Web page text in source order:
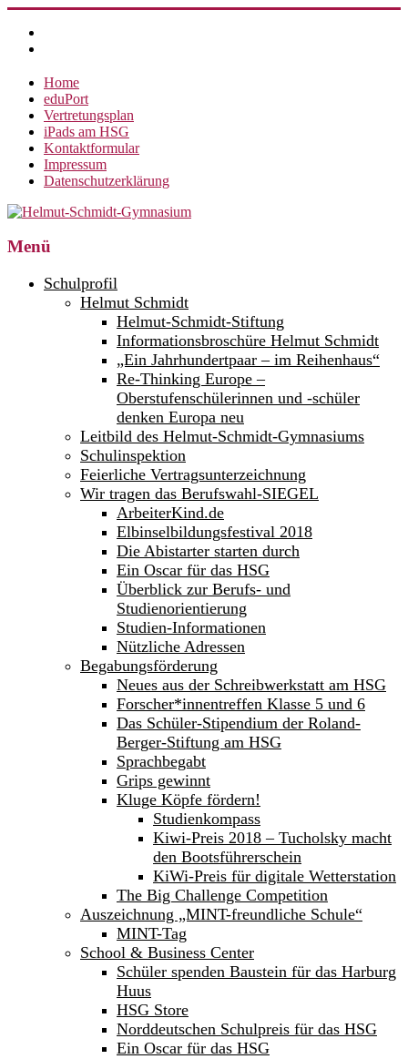
Inhalt
springen
Home
eduPort
Vertretungsplan
iPads am HSG
Kontaktformular
Impressum
Datenschutzerklärung
Helmut-
Gymnasium
Menü
Schulprofil
Helmut Schmidt
Helmut-Schmidt-Stiftung
Informationsbroschüre Helmut Schmidt
„Ein Jahrhundertpaar – im Reihenhaus“
Re-Thinking Europe –
Oberstufenschülerinnen und -schüler
denken Europa neu
Leitbild des Helmut-Schmidt-Gymnasiums
Schulinspektion
Feierliche Vertragsunterzeichnung
Wir tragen das Berufswahl-SIEGEL
ArbeiterKind.de
Elbinselbildungsfestival 2018
Die Abistarter starten durch
Ein Oscar für das HSG
Überblick zur Berufs- und
Studienorientierung
Studien-Informationen
Nützliche Adressen
Begabungsförderung
Neues aus der Schreibwerkstatt am HSG
Forscher*innentreffen Klasse 5 und 6
Das Schüler-Stipendium der Roland-
Berger-Stiftung am HSG
Sprachbegabt
Grips gewinnt
Kluge Köpfe fördern!
Studienkompass
Kiwi-Preis 2018 – Tucholsky macht
den Bootsführerschein
KiWi-Preis für digitale Wetterstation
The Big Challenge Competition
Auszeichnung „MINT-freundliche Schule“
MINT-Tag
School & Business Center
Schüler spenden Baustein für das Harburg
Huus
HSG Store
Norddeutschen Schulpreis für das HSG
Ein Oscar für das HSG